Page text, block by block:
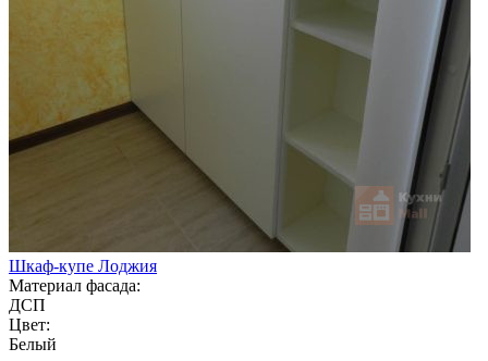
Шкаф-купе Лоджия
Материал фасада:
ДСП
Цвет:
Белый